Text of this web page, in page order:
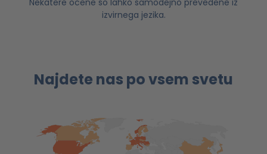
Nekatere ocene so lahko samodejno prevedene iz
izvirnega jezika.
Najdete nas po vsem svetu